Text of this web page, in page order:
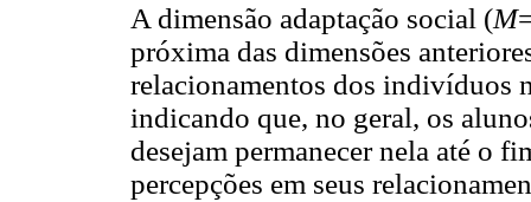
A dimensão adaptação social (M
próxima das dimensões
relacionamentos dos indivíduos
indicando que, no geral, os
desejam permanecer nela até o
percepções em seus